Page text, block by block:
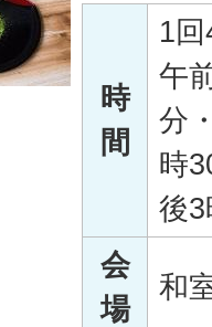
時
間
1
午
分
時
後
会
場
和